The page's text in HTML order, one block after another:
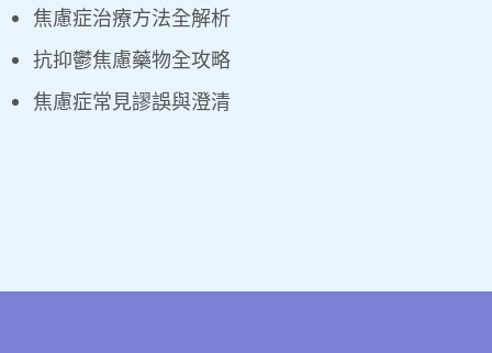
焦慮症治療方法全解析
抗抑鬱焦慮藥物全攻略
焦慮症常見謬誤與澄清